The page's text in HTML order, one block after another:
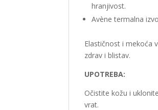
hranjivost.
Avène termalna
Elastičnost i mekoća
zdrav i blistav.
UPOTREBA:
Očistite kožu i
vrat.